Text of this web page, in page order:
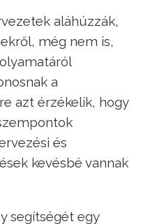
aláhúzzák,
még nem is,
a
azt érzékelik, hogy
és
kevésbé vannak
segítségét egy